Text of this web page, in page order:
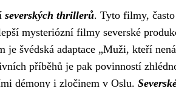
severských thrillerů. Tyto filmy,
mysteriózní filmy severské
švédská adaptace „Muži, kteří
příběhů je pak povinností
démony i zločinem v Oslu.